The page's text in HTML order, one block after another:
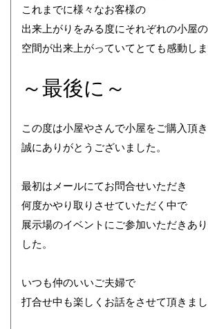
これまでに様々なお客様の
出来上がりをみる度にそれぞれの小屋の
空間が出来上がっていてとても感動しま
～最後に～
この度は小屋やさんで小屋をご購入頂き
誠にありがとうございました。
最初はメールにてお問合せいただき
何度かやり取りさせていただく中で
展示場のイベントにご参加いただきあ
した。
いつも仲のいいご夫婦で
打合せ中も楽しくお話をさせて頂きまし